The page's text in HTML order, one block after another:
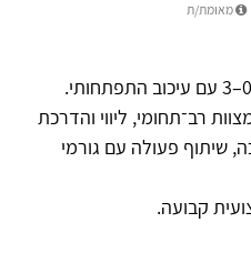
מאומת/ת
רב־תחומי, ליווי והדרכת
שיתוף פעולה עם גורמי
קבועה.